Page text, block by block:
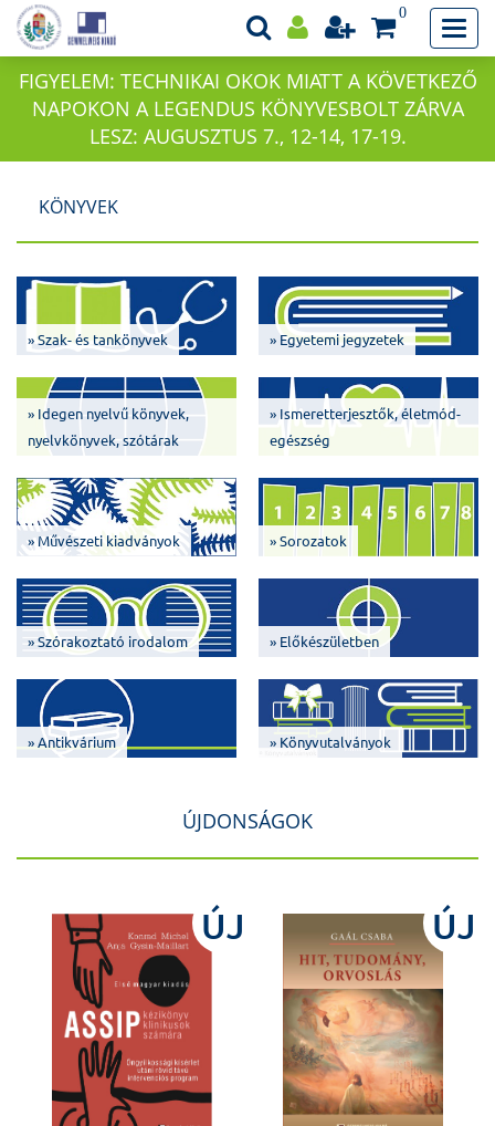
0
FIGYELEM: TECHNIKAI OKOK MIATT A KÖVETKEZŐ
NAPOKON A LEGENDUS KÖNYVESBOLT ZÁRVA
LESZ: AUGUSZTUS 7., 12-14, 17-19.
KÖNYVEK
» Szak- és tankönyvek » Egyetemi jegyzetek
» Idegen nyelvű könyvek,
nyelvkönyvek, szótárak
» Ismeretterjesztők, életmód-
egészség
» Művészeti kiadványok » Sorozatok
» Szórakoztató irodalom » Előkészületben
» Antikvárium » Könyvutalványok
ÚJDONSÁGOK
ÚJ ÚJ